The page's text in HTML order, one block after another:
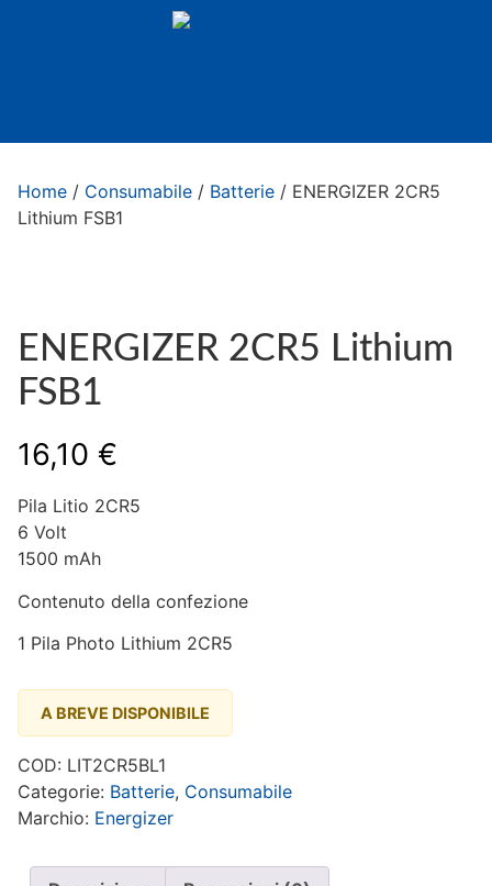
Home / Consumabile / Batterie / ENERGIZER 2CR5
Lithium FSB1
ENERGIZER 2CR5 Lithium
FSB1
16,10 €
Pila Litio 2CR5
6 Volt
1500 mAh
Contenuto della confezione
1 Pila Photo Lithium 2CR5
A BREVE DISPONIBILE
COD: LIT2CR5BL1
Categorie: Batterie, Consumabile
Marchio: Energizer